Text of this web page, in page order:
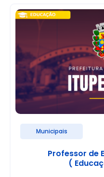
Municipais
Professor de
(